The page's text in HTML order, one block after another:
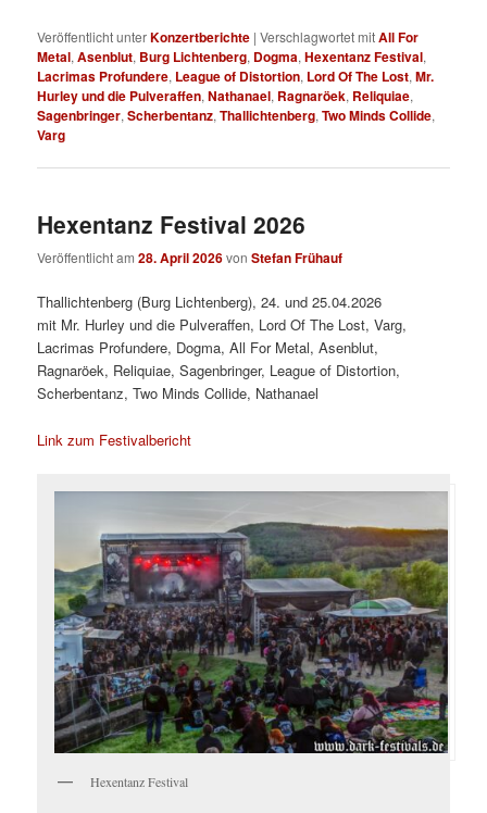
Veröffentlicht unterKonzertberichte |Verschlagwortet mitAll For
Metal,Asenblut, Burg Lichtenberg, Dogma,Hexentanz Festival,
Lacrimas Profundere, League of Distortion, Lord Of The Lost,Mr.
Hurley und die Pulveraffen,Nathanael, Ragnaröek, Reliquiae,
Sagenbringer,Scherbentanz,Thallichtenberg,Two Minds Collide,
Varg
Hexentanz Festival 2026
Veröffentlicht am28. April 2026vonStefan Frühauf
Thallichtenberg (Burg Lichtenberg), 24. und 25.04.2026
mit Mr. Hurley und die Pulveraffen, Lord Of The Lost, Varg,
Lacrimas Profundere, Dogma, All For Metal, Asenblut,
Ragnaröek, Reliquiae, Sagenbringer, League of Distortion,
Scherbentanz, Two Minds Collide, Nathanael
Link zum Festivalbericht
Hexentanz Festival